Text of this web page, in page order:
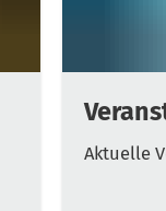
Aktuelle